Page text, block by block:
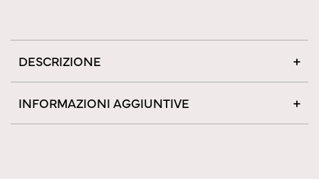
DESCRIZIONE
INFORMAZIONI AGGIUNTIVE